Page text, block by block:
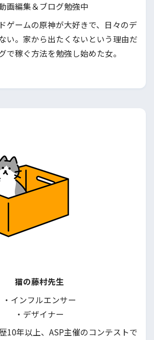
画編集＆ブログ勉強中
ゲームの原神が大好きで、日々のデ
い。家から出たくないという理由だ
で稼ぐ方法を勉強し始めた女。
猫の藤村先生
・インフルエンサー
・デザイナー
10年以上、ASP主催のコンテストで